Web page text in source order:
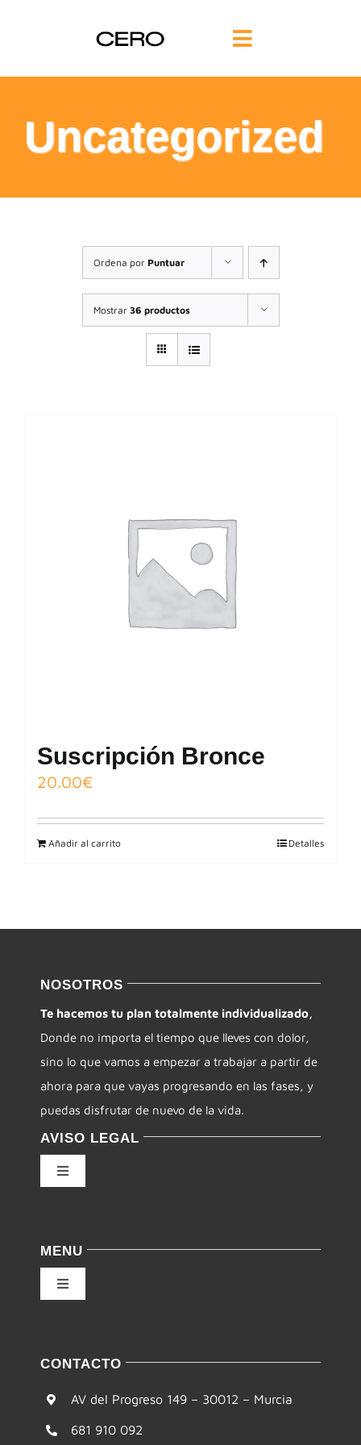
Toggle
Navigation
FILOSOFÍA
TE AYUDAMOS
FORMACIÓN
COMUNIDAD
Uncategorized
Ordena por Puntuar
Mostrar 36 productos
Suscripción Bronce
20.00€
Añadir al carrito Detalles
NOSOTROS
Te hacemos tu plan totalmente individualizado,
Donde no importa el tiempo que lleves con dolor,
sino lo que vamos a empezar a trabajar a partir de
ahora para que vayas progresando en las fases, y
puedas disfrutar de nuevo de la vida.
AVISO LEGAL
Toggle
Navigation
Condiciones de uso
Accesibilidad
Mapa del sitio
MENU
Toggle
Navigation
Te ayudamos
CONTACTO
AV del Progreso 149 – 30012 – Murcia
681 910 092